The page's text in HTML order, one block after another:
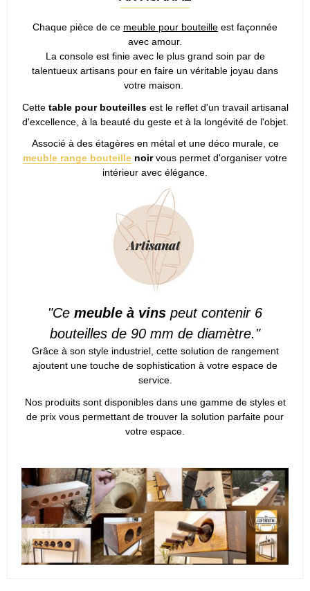
Chaque pièce de ce meuble pour bouteille est façonnée
avec amour.
La console est finie avec le plus grand soin par de
talentueux artisans pour en faire un véritable joyau dans
votre maison.
Cette table pour bouteillesest le reflet d'un travail artisanal
d'excellence, à la beauté du geste et à la longévité de l'objet.
Associé à des étagères en métal et une déco murale, ce
meuble range bouteille noirvous permet d'organiser votre
intérieur avec élégance.
"Ce meuble à vins peut contenir 6
bouteilles de 90 mm de diamètre."
Grâce à son style industriel, cette solution de rangement
ajoutent une touche de sophistication à votre espace de
service.
Nos produits sont disponibles dans une gamme de styles et
de prix vous permettant de trouver la solution parfaite pour
votre espace.